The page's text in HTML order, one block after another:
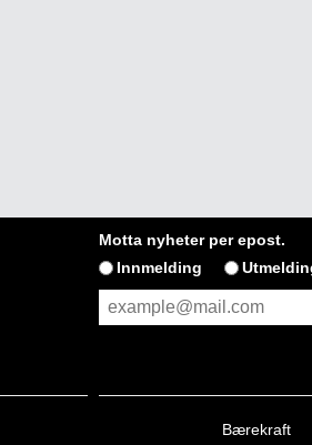
Motta nyheter per epost.
Innmelding
Bærekraft